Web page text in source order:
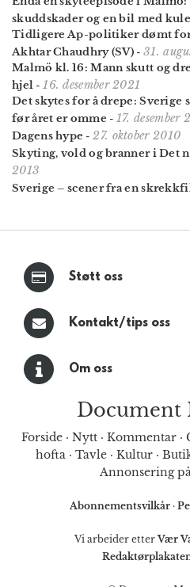
skuddskader og en bil med
Tidligere Ap-politiker dømt
Akhtar Chaudhry (SV) -31.
Malmö kl. 16: Mann skutt og
hjel -16. desember 2021
Det skytes for å drepe: Sverige
før året er omme - 17. desember
Dagens hype -27. oktober 2010
Skyting, vold og branner i Det
2013
Sverige – scener fra en
Støtt oss
Kontakt/tips oss
Om oss
Document
Forside · Nytt · Kommentar ·
hofta· Tavle· Kultur·
Annonsering
Abonnementsvilkår ·
Vi arbeider etterVær